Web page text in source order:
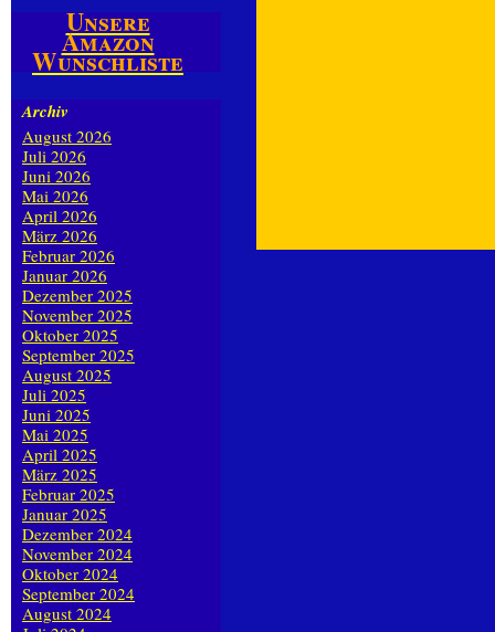
Unsere
Amazon
Wunschliste
Archiv
August 2026
Juli 2026
Juni 2026
Mai 2026
April 2026
März 2026
Februar 2026
Januar 2026
Dezember 2025
November 2025
Oktober 2025
September 2025
August 2025
Juli 2025
Juni 2025
Mai 2025
April 2025
März 2025
Februar 2025
Januar 2025
Dezember 2024
November 2024
Oktober 2024
September 2024
August 2024